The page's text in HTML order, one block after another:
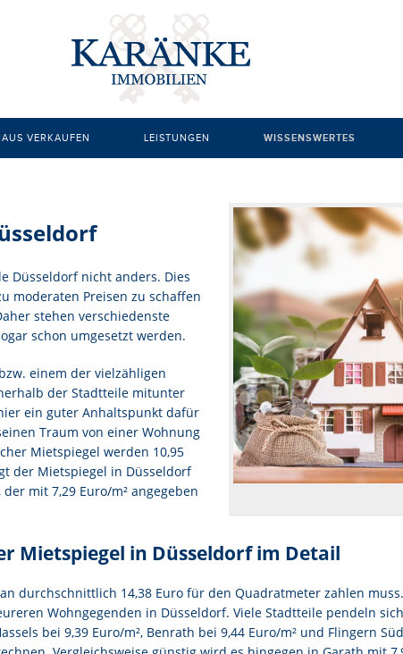
VERKAUFEN LEISTUNGEN
EIGENTUMSWOHNUNG
GEWERBEIMMOBILIEN
IMMOBILIENMAKLER
WOHNUNG KAUFEN
WOHNUNG VERKAUFEN
WOHNUNGSIMMOBILIEN
WISSENSWERTES
IMMOBILIEN
MAKLERPROVISION
MARKLERGEBÜHREN
MIETSPIEGEL
NEUBAUWOHNUNGEN
WOHNUNGSSUCHE
Düsseldorf nicht anders. Dies
moderaten Preisen zu schaffen
stehen verschiedenste
schon umgesetzt werden.
einem der vielzähligen
der Stadtteile mitunter
ein guter Anhaltspunkt dafür
Traum von einer Wohnung
Mietspiegel werden 10,95
der Mietspiegel in Düsseldorf
mit 7,29 Euro/m² angegeben
Mietspiegel in Düsseldorf im Detail
durchschnittlich 14,38 Euro für den Quadratmeter zahlen
Wohngegenden in Düsseldorf. Viele Stadtteile pendeln
bei 9,39 Euro/m², Benrath bei 9,44 Euro/m² und Flingern